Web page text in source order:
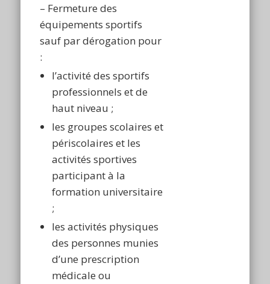
– Fermeture des
équipements sportifs
sauf par dérogation pour
:
l’activité des sportifs
professionnels et de
haut niveau ;
les groupes scolaires et
périscolaires et les
activités sportives
participant à la
formation universitaire
;
les activités physiques
des personnes munies
d’une prescription
médicale ou